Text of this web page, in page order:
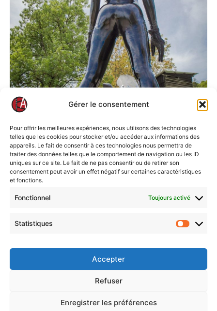
Gérer le consentement
Pour offrir les meilleures expériences, nous utilisons des technologies
telles que les cookies pour stocker et/ou accéder aux informations des
appareils. Le fait de consentir à ces technologies nous permettra de
traiter des données telles que le comportement de navigation ou les ID
uniques sur ce site. Le fait de ne pas consentir ou de retirer son
consentement peut avoir un effet négatif sur certaines caractéristiques
et fonctions.
Fonctionnel Toujours activé
Statistiques
Accepter
Refuser
Enregistrer les préférences
Si tu maîtrises la machine, tu maîtrises l’homme …
Politique de cookies (UE)
Nous contacter
CGVU de l’application projet KA